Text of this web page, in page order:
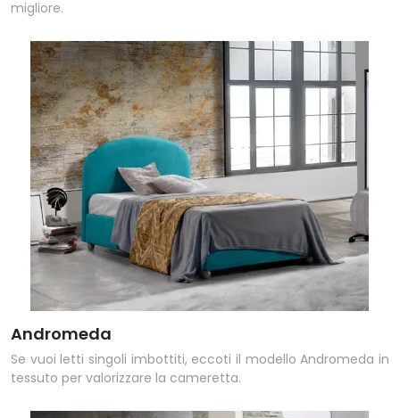
migliore.
Andromeda
Se vuoi letti singoli imbottiti, eccoti il modello Andromeda in
tessuto per valorizzare la cameretta.